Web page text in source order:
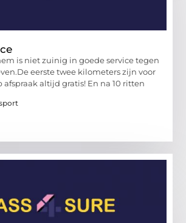
is niet zuinig in goede service tegen
eerste twee kilometers zijn voor
afspraak altijd gratis! En na 10 ritten